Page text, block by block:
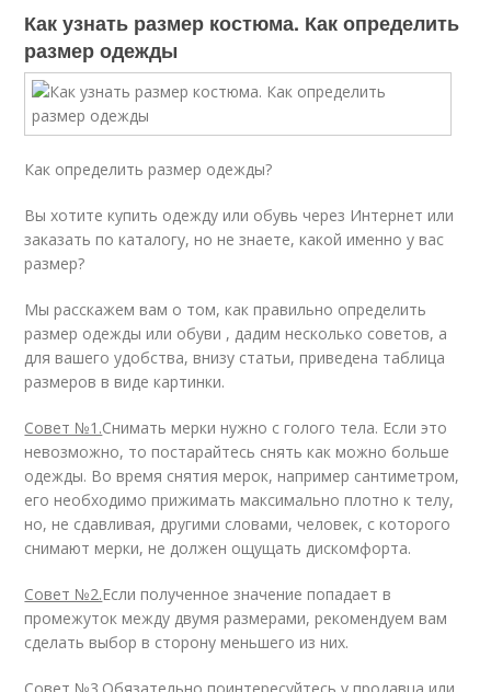
Как узнать размер костюма. Как определить
размер одежды
Как определить размер одежды?
Вы хотите купить одежду или обувь через Интернет или
заказать по каталогу, но не знаете, какой именно у вас
размер?
Мы расскажем вам о том, как правильно определить
размер одежды или обуви , дадим несколько советов, а
для вашего удобства, внизу статьи, приведена таблица
размеров в виде картинки.
Совет №1.Снимать мерки нужно с голого тела. Если это
невозможно, то постарайтесь снять как можно больше
одежды. Во время снятия мерок, например сантиметром,
его необходимо прижимать максимально плотно к телу,
но, не сдавливая, другими словами, человек, с которого
снимают мерки, не должен ощущать дискомфорта.
Совет №2.Если полученное значение попадает в
промежуток между двумя размерами, рекомендуем вам
сделать выбор в сторону меньшего из них.